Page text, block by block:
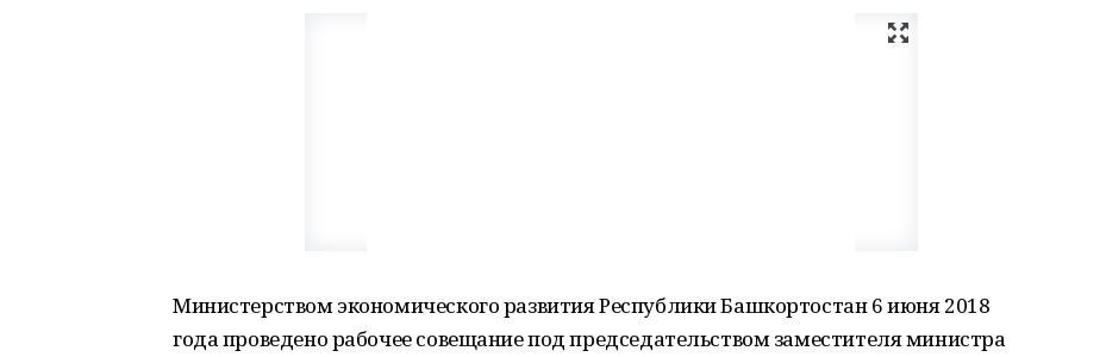
Министерством экономического развития Республики Башкортостан 6 июня 2018
года проведено рабочее совещание под председательством заместителя министра